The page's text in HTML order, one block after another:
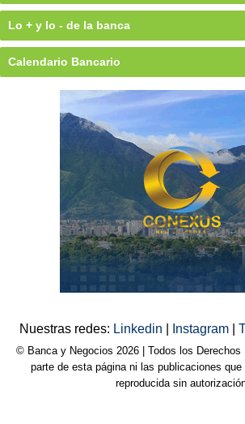
Lo + y lo - de la banca
Calendario Bancario
Nuestras redes: Linkedin Instagram
© Banca y Negocios 2026 | Todos los Derechos
parte de esta página ni las publicaciones
reproducida sin